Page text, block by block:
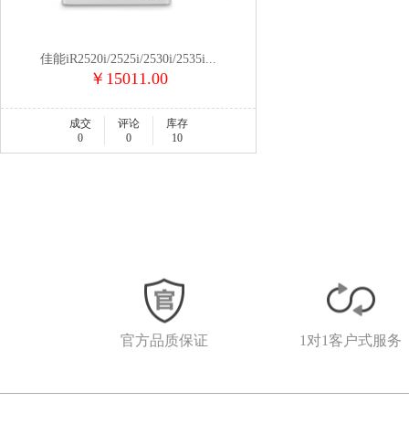
佳能iR2520i/2525i/2530i/2535i...
￥15011.00
成交
0
评论
0
库存
10
官方品质保证 1对1客户式服务